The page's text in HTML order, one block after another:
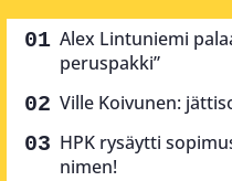
Alex Lintuniemi
peruspakki”
Ville Koivunen:
HPK rysäytti
nimen!